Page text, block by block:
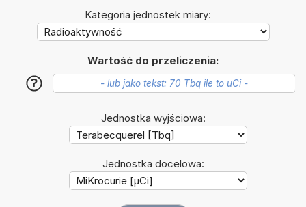
Kategoria jednostek miary:
Wartość do przeliczenia:
?
Jednostka wyjściowa:
Jednostka docelowa: